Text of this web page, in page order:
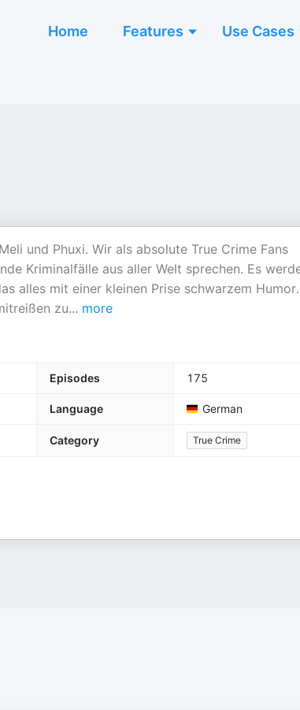
Home Features Use Cases
und Phuxi. Wir als absolute True Crime Fans
Kriminalfälle aus aller Welt sprechen. Es
alles mit einer kleinen Prise schwarzem Humor.
zu... more
Episodes 175
Language German
Category True Crime